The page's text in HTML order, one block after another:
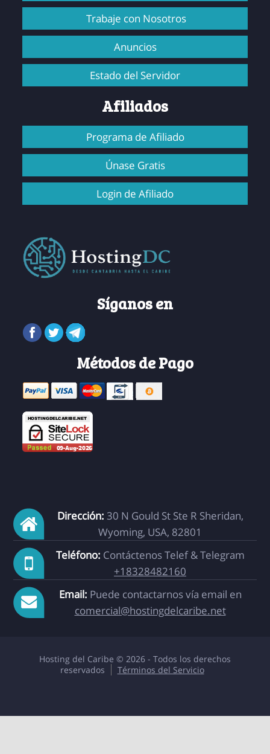
Trabaje con Nosotros
Anuncios
Estado del Servidor
Afiliados
Programa de Afiliado
Únase Gratis
Login de Afiliado
Síganos en
Métodos de Pago
Dirección: 30 N Gould St Ste R Sheridan,
Wyoming, USA, 82801
Teléfono: Contáctenos Telef & Telegram
+18328482160
Email: Puede contactarnos vía email en
comercial@hostingdelcaribe.net
Hosting del Caribe © 2026 - Todos los derechos
reservados
Términos del Servicio